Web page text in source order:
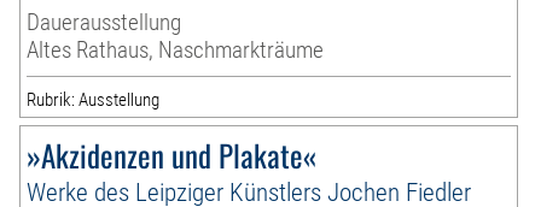
Dauerausstellung
Altes Rathaus, Naschmarkträume
Rubrik: Ausstellung
»Akzidenzen und Plakate«
Werke des Leipziger Künstlers Jochen Fiedler